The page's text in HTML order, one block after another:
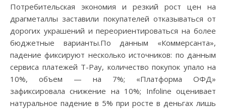
Потребительская экономия и резкий рост цен на
драгметаллы заставили покупателей отказываться от
дорогих украшений и переориентироваться на более
бюджетные варианты.По данным «Коммерсанта»,
падение фиксируют несколько источников: по данным
сервиса платежей T-Pay, количество покупок упало на
10%, объем — на 7%; «Платформа ОФД»
зафиксировала снижение на 10%; Infoline оценивает
натуральное падение в 5% при росте в деньгах лишь